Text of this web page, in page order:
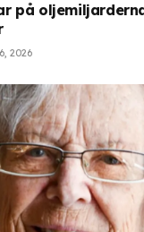
på
2026